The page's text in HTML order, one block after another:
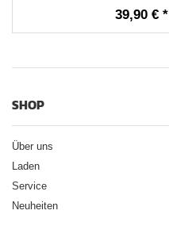
39,90 € *
SHOP
Über uns
Laden
Service
Neuheiten